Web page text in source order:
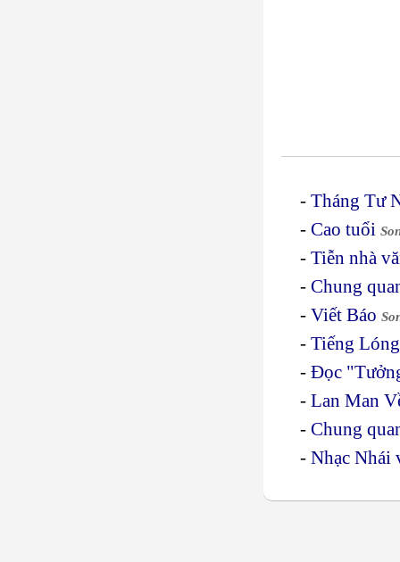
-Tháng Tư
-Cao tuổi
-Tiễn nhà
-Chung
-Viết Báo
-Tiếng
-Đọc
-Lan Man
-Chung
-Nhạc Nhái